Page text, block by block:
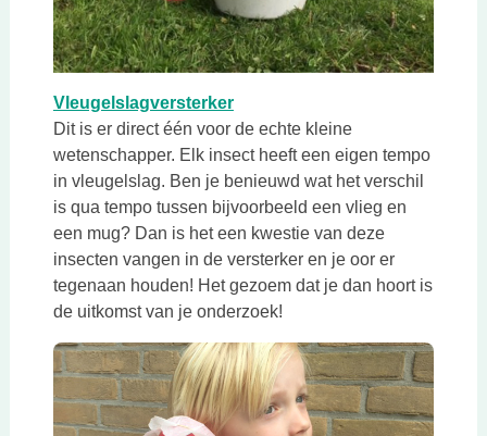
VleugelslagversterkerDeze link opent in een nieuwe
Dit is er direct één voor de echte kleine
wetenschapper. Elk insect heeft een eigen tempo
in vleugelslag. Ben je benieuwd wat het verschil
is qua tempo tussen bijvoorbeeld een vlieg en
een mug? Dan is het een kwestie van deze
insecten vangen in de versterker en je oor er
tegenaan houden! Het gezoem dat je dan hoort is
de uitkomst van je onderzoek!